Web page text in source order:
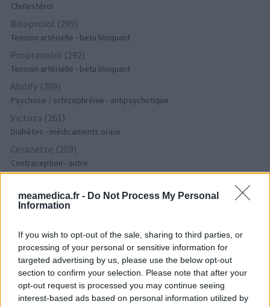
meamedica.fr - Do Not Process My Personal
Information
If you wish to opt-out of the sale, sharing to third parties, or
processing of your personal or sensitive information for
targeted advertising by us, please use the below opt-out
section to confirm your selection. Please note that after your
opt-out request is processed you may continue seeing
interest-based ads based on personal information utilized by
Cholestérol
Bisoprolol (299)
Tension artérielle - beta bloquant
Propranolol (292)
Tension artérielle - beta bloquant
Abilify (289)
Psychose / schizophrénie - antipsychotique
Victoza (261)
Diabètes - médicaments oraux
Cerazette (259)
Contraception - autre
ADHD - psychostimulants
Roaccutane (245)
Keppra (245)
Epilepsie
Doxycycline (243)
Antibiotiques - tetracyclines